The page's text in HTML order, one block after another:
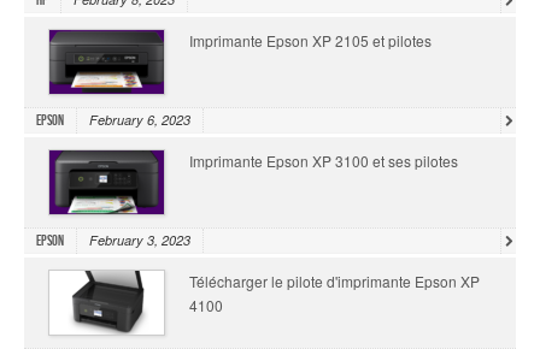
Imprimante Epson XP 2105 et pilotes
Epson February 6, 2023
Imprimante Epson XP 3100 et ses pilotes
Epson February 3, 2023
Télécharger le pilote d'imprimante Epson XP
4100